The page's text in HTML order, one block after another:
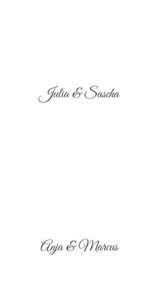
Julia & Sascha
Anja & Marcus